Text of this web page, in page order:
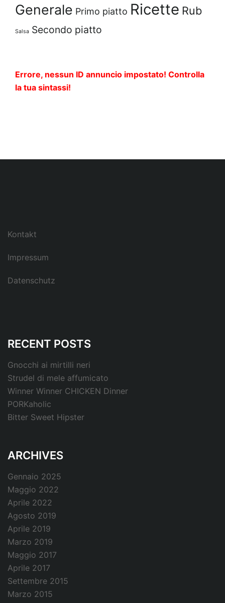
Generale Primo piatto Ricette Rub
Salsa Secondo piatto
Errore, nessun ID annuncio impostato! Controlla
la tua sintassi!
Kontakt
Impressum
Datenschutz
RECENT POSTS
Gnocchi ai mirtilli neri
Strudel di mele affumicato
Winner Winner CHICKEN Dinner
PORKaholic
Bitter Sweet Hipster
ARCHIVES
Gennaio 2025
Maggio 2022
Aprile 2022
Agosto 2019
Aprile 2019
Marzo 2019
Maggio 2017
Aprile 2017
Settembre 2015
Marzo 2015